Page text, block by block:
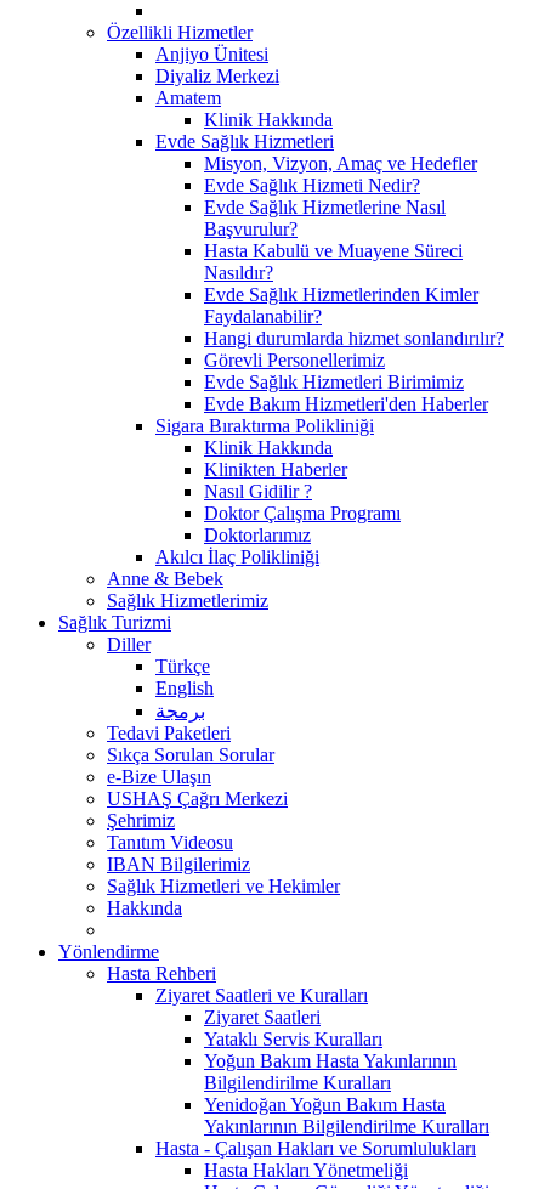
Özellikli Hizmetler
Anjiyo Ünitesi
Diyaliz Merkezi
Amatem
Klinik Hakkında
Evde Sağlık Hizmetleri
Misyon, Vizyon, Amaç ve Hedefler
Evde Sağlık Hizmeti Nedir?
Evde Sağlık Hizmetlerine Nasıl
Başvurulur?
Hasta Kabulü ve Muayene Süreci
Nasıldır?
Evde Sağlık Hizmetlerinden Kimler
Faydalanabilir?
Hangi durumlarda hizmet sonlandırılır?
Görevli Personellerimiz
Evde Sağlık Hizmetleri Birimimiz
Evde Bakım Hizmetleri'den Haberler
Sigara Bıraktırma Polikliniği
Klinik Hakkında
Klinikten Haberler
Nasıl Gidilir ?
Doktor Çalışma Programı
Doktorlarımız
Akılcı İlaç Polikliniği
Anne & Bebek
Sağlık Hizmetlerimiz
Sağlık Turizmi
Diller
Türkçe
English
برمجة
Tedavi Paketleri
Sıkça Sorulan Sorular
e-Bize Ulaşın
USHAŞ Çağrı Merkezi
Şehrimiz
Tanıtım Videosu
IBAN Bilgilerimiz
Sağlık Hizmetleri ve Hekimler
Hakkında
Yönlendirme
Hasta Rehberi
Ziyaret Saatleri ve Kuralları
Ziyaret Saatleri
Yataklı Servis Kuralları
Yoğun Bakım Hasta Yakınlarının
Bilgilendirilme Kuralları
Yenidoğan Yoğun Bakım Hasta
Yakınlarının Bilgilendirilme Kuralları
Hasta - Çalışan Hakları ve Sorumlulukları
Hasta Hakları Yönetmeliği